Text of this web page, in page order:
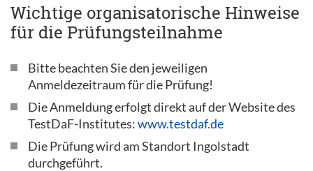
Wichtige organisatorische Hinweise
für die Prüfungsteilnahme
Bitte beachten Sie den jeweiligen
Anmeldezeitraum für die Prüfung!
Die Anmeldung erfolgt direkt auf der Website des
TestDaF-Institutes:www.testdaf.de
Die Prüfung wird am Standort Ingolstadt
durchgeführt.